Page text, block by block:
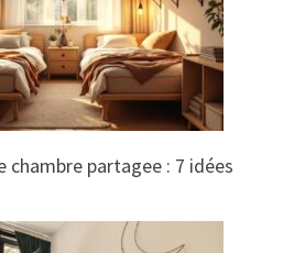
chambre partagee : 7 idées